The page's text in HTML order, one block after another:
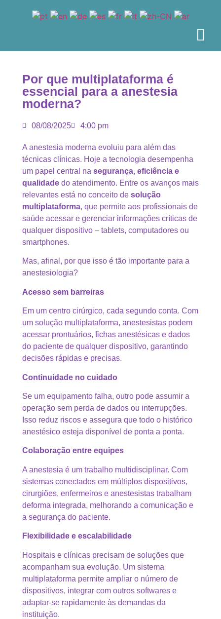
Por que multiplataforma é
essencial para a anestesia
moderna?
08/08/2025 4:00 pm
A anestesia moderna evoluiu para além das
técnicas clínicas. Hoje a tecnologia desempenha
um papel central na segurança, eficiência e
qualidade do atendimento. Entre os avanços mais
relevantes está no conceito de solução
multiplataforma, que permite aos profissionais de
saúde acessar e gerenciar informações críticas de
qualquer dispositivo – tablets, computadores ou
smartphones.
Mas, afinal, por que isso é tão importante para a
anestesiologia?
Acesso sem barreiras
Em um centro cirúrgico, cada segundo conta. Com
um solução multiplataforma, anestesistas podem
acessar prontuários, fichas anestésicas e dados
do paciente de qualquer dispositivo, garantindo
decisões rápidas e precisas.
Continuidade no cuidado
Se um equipamento falha, outro pode assumir a
operação sem perda de dados ou interrupções.
Isso reduz riscos e assegura que todo o histórico
anestésico esteja disponível de ponta a ponta.
Colaboração entre equipes
A anestesia é um trabalho multidisciplinar. Com
sistemas conectados em múltiplos dispositivos,
cirurgiões, enfermeiros e anestesistas trabalham
deforma integrada, melhorando a comunicação e
a segurança do paciente.
Flexibilidade e escalabilidade
Hospitais e clínicas precisam de soluções que
acompanham sua evolução. Um sistema
multiplataforma permite ampliar o número de
dispositivos, integrar com outros softwares e
adaptar-se rapidamente às demandas da
instituição.